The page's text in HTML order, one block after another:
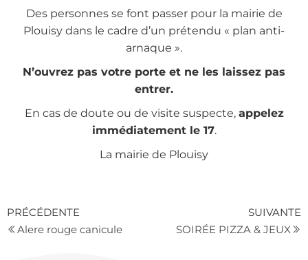
Des personnes se font passer pour la mairie de
Plouisy dans le cadre d’un prétendu « plan anti-
arnaque ».
N’ouvrez pas votre porte et ne les laissez pas
entrer.
En cas de doute ou de visite suspecte, appelez
immédiatement le 17.
La mairie de Plouisy
PRÉCÉDENTE
Alere rouge canicule
SUIVANTE
SOIRÉE PIZZA & JEUX